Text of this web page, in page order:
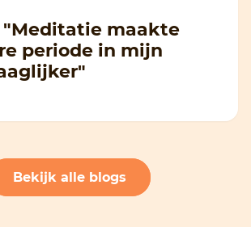
"Meditatie maakte
periode in mijn
Bekijk alle blogs